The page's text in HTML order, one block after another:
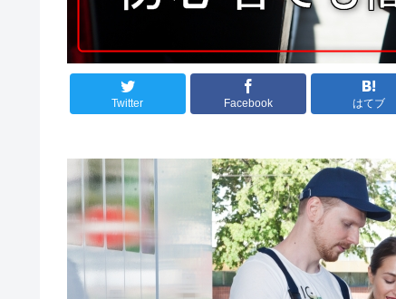
Twitter Facebook はてブ